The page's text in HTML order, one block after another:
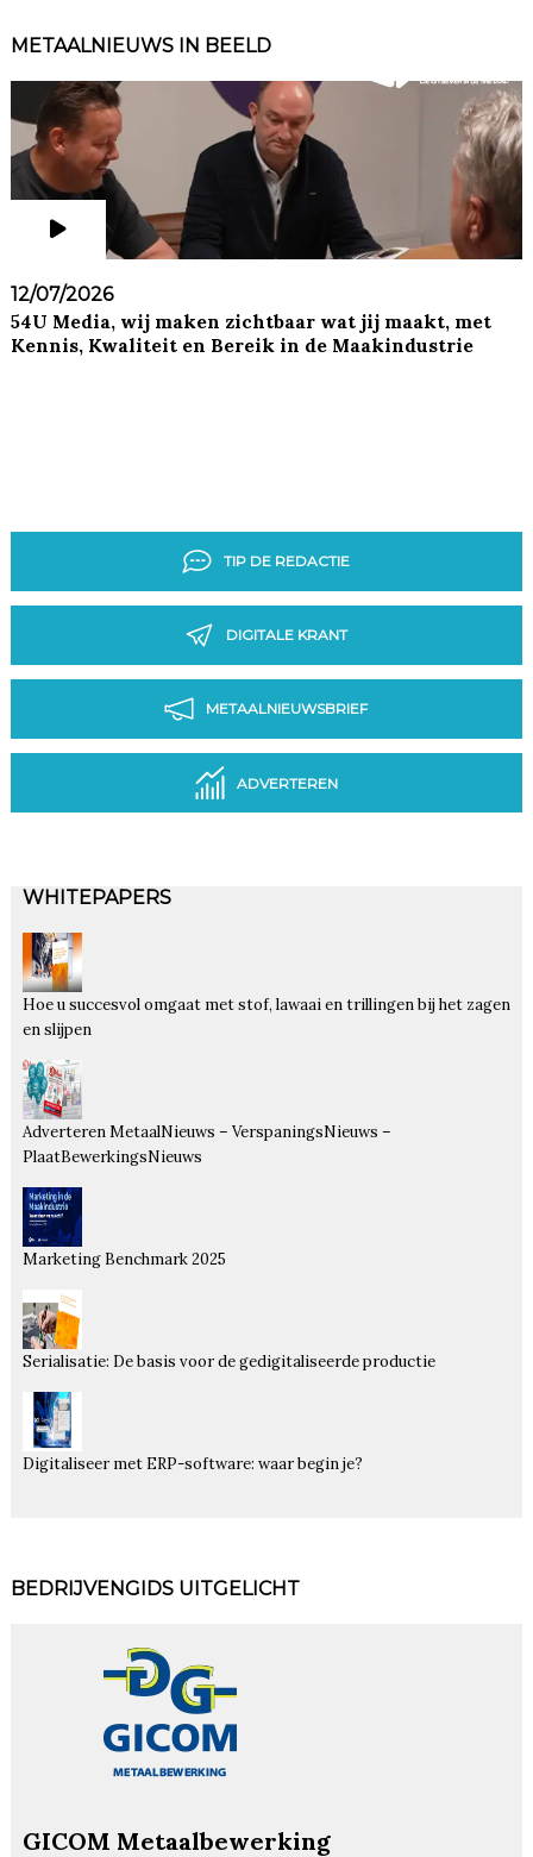
METAALNIEUWS IN BEELD
12/07/2026
54U Media, wij maken zichtbaar wat jij maakt, met
Kennis, Kwaliteit en Bereik in de Maakindustrie
TIP DE REDACTIE
DIGITALE KRANT
METAALNIEUWSBRIEF
ADVERTEREN
WHITEPAPERS
Hoe u succesvol omgaat met stof, lawaai en trillingen bij het zagen
en slijpen
Adverteren MetaalNieuws – VerspaningsNieuws –
PlaatBewerkingsNieuws
Marketing Benchmark 2025
Serialisatie: De basis voor de gedigitaliseerde productie
Digitaliseer met ERP-software: waar begin je?
BEDRIJVENGIDS UITGELICHT
GICOM Metaalbewerking